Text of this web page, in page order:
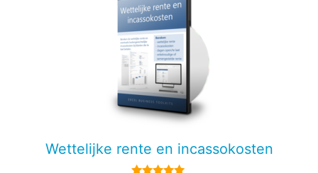
Wettelijke rente en incassokosten